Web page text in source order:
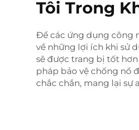
Tôi Trong
Để các ứng dụng công
về những lợi ích khi sử
sẽ được trang bị tốt
pháp bảo vệ chống nổ
chắc chắn, mang lại sự